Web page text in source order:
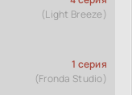
(Light Breeze)
1 серия
(Fronda Studio)